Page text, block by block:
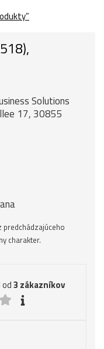
Solutions
17, 30855
predchádzajúceho
charakter.
od3 zákazníkov